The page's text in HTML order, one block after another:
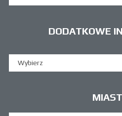
DODATKOWE
Wybierz